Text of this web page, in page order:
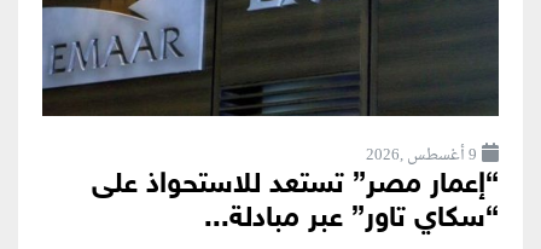
9 أغسطس ,2026
“إعمار مصر” تستعد للاستحواذ على
“سكاي تاور” عبر مبادلة...